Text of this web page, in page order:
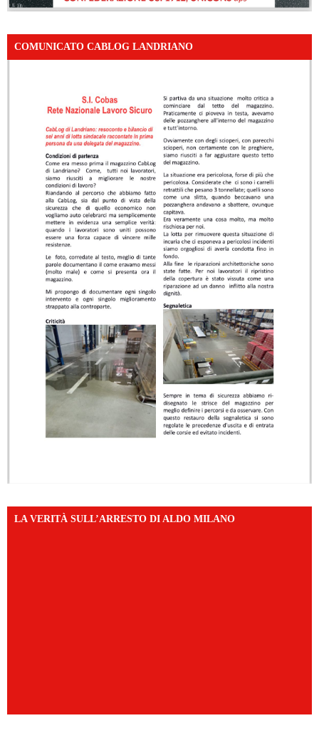
COMUNICATO CABLOG LANDRIANO
LA VERITÀ SULL’ARRESTO DI ALDO MILANO